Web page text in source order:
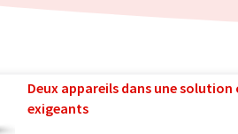
Deux appareils dans une
exigeants